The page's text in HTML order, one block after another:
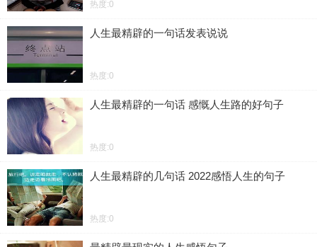
热度:0
人生最精辟的一句话发表说说
热度:0
人生最精辟的一句话 感慨人生路的好句子
热度:0
人生最精辟的几句话 2022感悟人生的句子
热度:0